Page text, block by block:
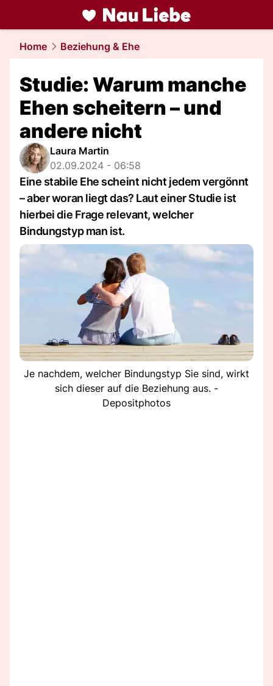
liebe.NAU.ch
Home Beziehung & Ehe
Studie: Warum manche
Ehen scheitern – und
andere nicht
Laura Martin
02.09.2024 - 06:58
Eine stabile Ehe scheint nicht jedem vergönnt
– aber woran liegt das? Laut einer Studie ist
hierbei die Frage relevant, welcher
Bindungstyp man ist.
Je nachdem, welcher Bindungstyp Sie sind, wirkt
sich dieser auf die Beziehung aus. -
Depositphotos